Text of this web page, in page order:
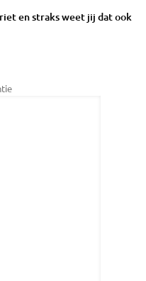
en straks weet jij dat ook